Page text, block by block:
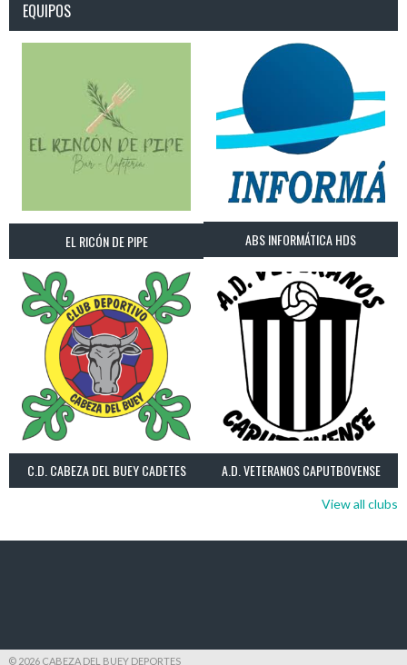
EQUIPOS
EL RICÓN DE PIPE ABS INFORMÁTICA HDS
C.D. CABEZA DEL BUEY CADETES A.D. VETERANOS CAPUTBOVENSE
View all clubs
© 2026 CABEZA DEL BUEY DEPORTES